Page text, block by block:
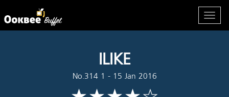
ILIKE
No.314 1 - 15 Jan 2016